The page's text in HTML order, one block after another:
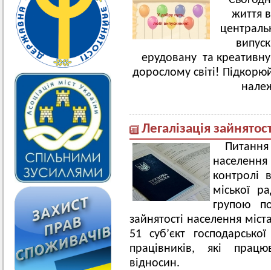
життя
ерудовану та
дорослому світі!
Легалізація
контролі
міської
групою
зайнятості населення
51 суб’єкт
працівників, які
відносин.